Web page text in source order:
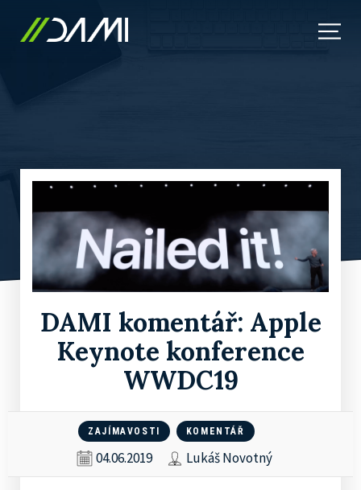
DAMI komentář: Apple
Keynote konference
WWDC19
ZAJÍMAVOSTI KOMENTÁŘ
04.06.2019 Lukáš Novotný